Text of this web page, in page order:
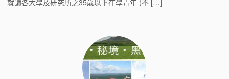
就讀各大學及研究所之35歲以下在學青年 (不 […]